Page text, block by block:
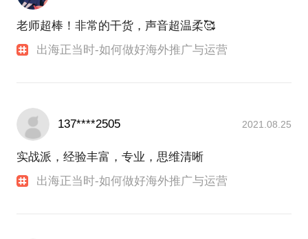
老师超棒！非常的干货，声音超温柔🥰
出海正当时-如何做好海外推广与运营
137****2505 2021.08.25
实战派，经验丰富，专业，思维清晰
出海正当时-如何做好海外推广与运营